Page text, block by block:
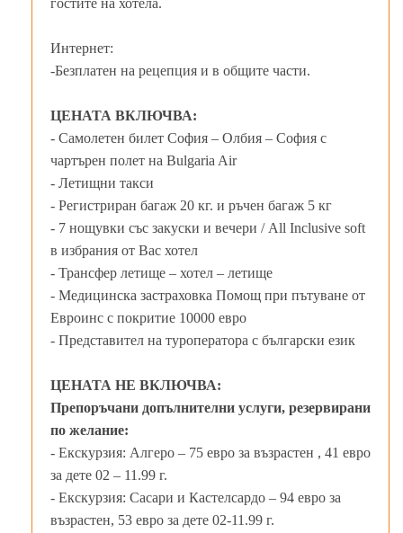
Интернет:
-Безплатен на рецепция и в общите части.
ЦЕНАТА ВКЛЮЧВА:
- Самолетен билет София – Олбия – София с
чартърен полет на Bulgaria Air
- Летищни такси
- Регистриран багаж 20 кг. и ръчен багаж 5 кг
- 7 нощувки със закуски и вечери / All Inclusive soft
в избрания от Вас хотел
- Трансфер летище – хотел – летище
- Медицинска застраховка Помощ при пътуване от
Евроинс с покритие 10000 евро
- Представител на туроператора с български език
ЦЕНАТА НЕ ВКЛЮЧВА:
Препоръчани допълнителни услуги, резервирани
по желание:
- Екскурзия: Алгеро – 75 евро за възрастен , 41 евро
за дете 02 – 11.99 г.
- Екскурзия: Сасари и Кастелсардо – 94 евро за
възрастен, 53 евро за дете 02-11.99 г.